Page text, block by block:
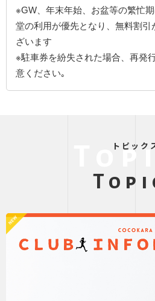
※GW、年末年始、お盆等の繁忙
堂の利用が優先となり、無料割
ざいます
※駐車券を紛失された場合、再発
意ください｡
トピック